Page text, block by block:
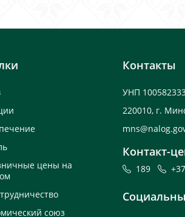
цены на
союз
Контакты
УНП
220010, г.
Контакт-
189